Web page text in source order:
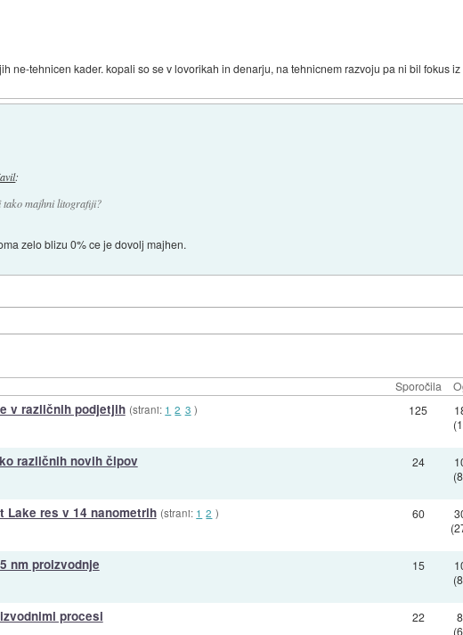
ne-tehnicen kader. kopali so se v lovorikah in denarju, na tehnicnem razvoju pa ni bil fokus
:
majhni litografiji?
zelo blizu 0% ce je dovolj majhen.
Sporočila
v različnih podjetjih (strani: 1 2 3 )
125
različnih novih čipov 24
res v 14 nanometrih (strani: 1 2 )
60
nm proizvodnje 15
procesi 22